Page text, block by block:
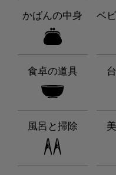
かばんの中身 ベ
食卓の道具
風呂と掃除